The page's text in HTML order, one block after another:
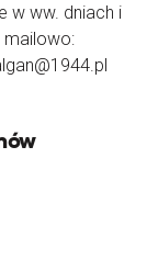
w ww. dniach i
mailowo: